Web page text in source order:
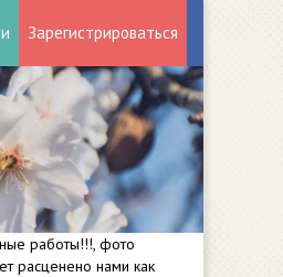
Зарегистрироваться
работы!!!, фото
расценено нами как